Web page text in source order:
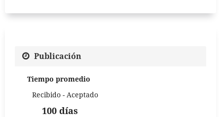
Publicación
Tiempo promedio
Recibido - Aceptado
100 días